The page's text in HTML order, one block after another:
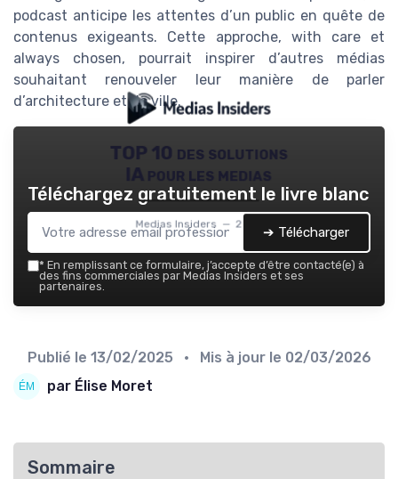
podcast anticipe les attentes d’un public en quête de
contenus exigeants. Cette approche, with care et
always chosen, pourrait inspirer d’autres médias
souhaitant renouveler leur manière de parler
d’architecture et de ville.
TOP 10 des solutions
IA pour les medias
Medias Insiders — 2026
Téléchargez gratuitement le livre blanc
➔ Télécharger
* En remplissant ce formulaire, j’accepte d’être contacté(e) à
des fins commerciales par Medias Insiders et ses
partenaires.
Publié le 13/02/2025 • Mis à jour le 02/03/2026
par Élise Moret
Sommaire